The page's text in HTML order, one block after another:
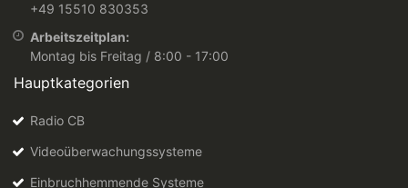
+49 15510 830353
Arbeitszeitplan:
Montag bis Freitag / 8:00 - 17:00
Hauptkategorien
Radio CB
Videoüberwachungssysteme
Einbruchhemmende Systeme